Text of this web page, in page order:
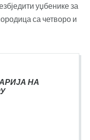
уџбенике за
са четворо и
НА